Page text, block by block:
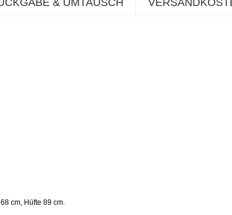
& UMTAUSCH
cm, Hüfte 89 cm.